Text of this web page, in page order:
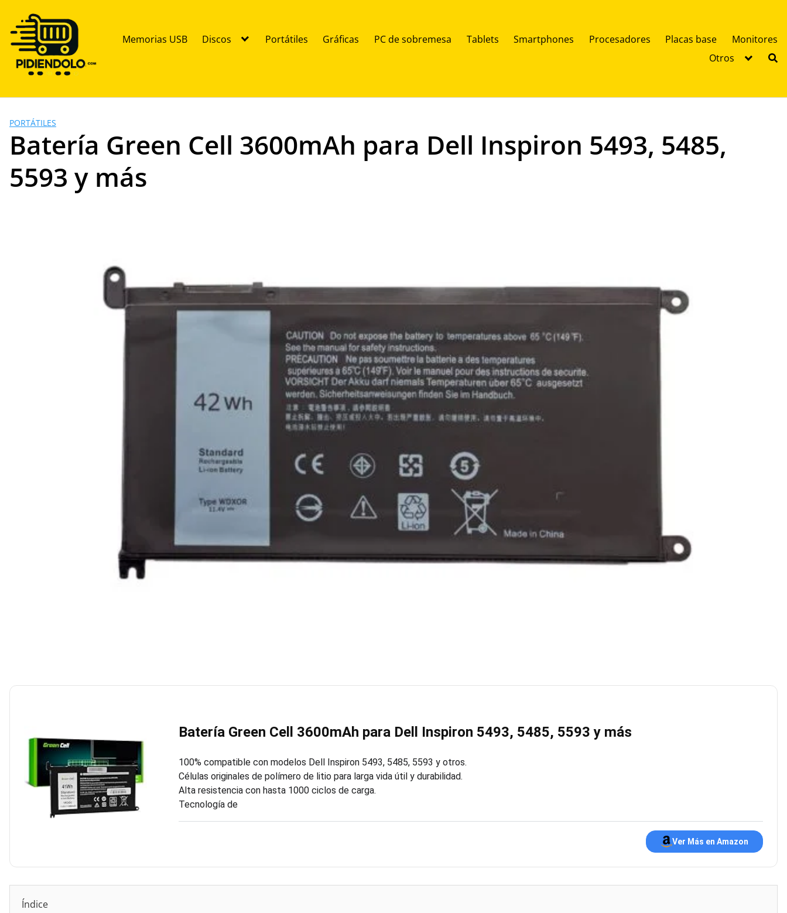
contenido
Memorias USB Discos Portátiles Gráficas PC de sobremesa Tablets Smartphones Procesadores Placas base
Monitores
Otros
PORTÁTILES
Batería Green Cell 3600mAh para Dell Inspiron 5493, 5485,
5593 y más
Batería Green Cell 3600mAh para Dell Inspiron 5493, 5485, 5593 y más
100% compatible con modelos Dell Inspiron 5493, 5485, 5593 y otros.
Células originales de polímero de litio para larga vida útil y durabilidad.
Alta resistencia con hasta 1000 ciclos de carga.
Tecnología de
Ver Más en Amazon
Índice